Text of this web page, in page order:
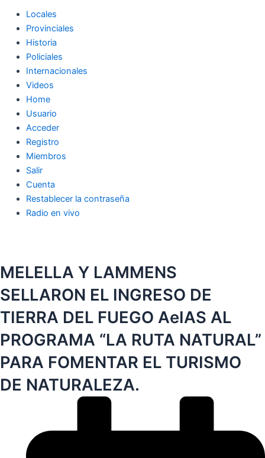
Locales
Provinciales
Historia
Policiales
Internacionales
Videos
Home
Usuario
Acceder
Registro
Miembros
Salir
Cuenta
Restablecer la contraseña
Radio en vivo
MELELLA Y LAMMENS
SELLARON EL INGRESO DE
TIERRA DEL FUEGO AeIAS AL
PROGRAMA “LA RUTA NATURAL”
PARA FOMENTAR EL TURISMO
DE NATURALEZA.